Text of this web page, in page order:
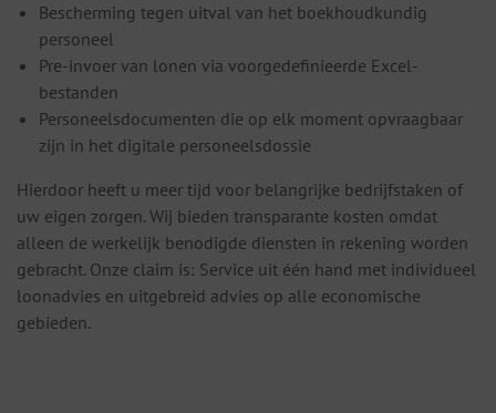
Bescherming tegen uitval van het boekhoudkundig
personeel
Pre-invoer van lonen via voorgedefinieerde Excel-
bestanden
Personeelsdocumenten die op elk moment opvraagbaar
zijn in het digitale personeelsdossie
Hierdoor heeft u meer tijd voor belangrijke bedrijfstaken of
uw eigen zorgen. Wij bieden transparante kosten omdat
alleen de werkelijk benodigde diensten in rekening worden
gebracht. Onze claim is: Service uit één hand met individueel
loonadvies en uitgebreid advies op alle economische
gebieden.